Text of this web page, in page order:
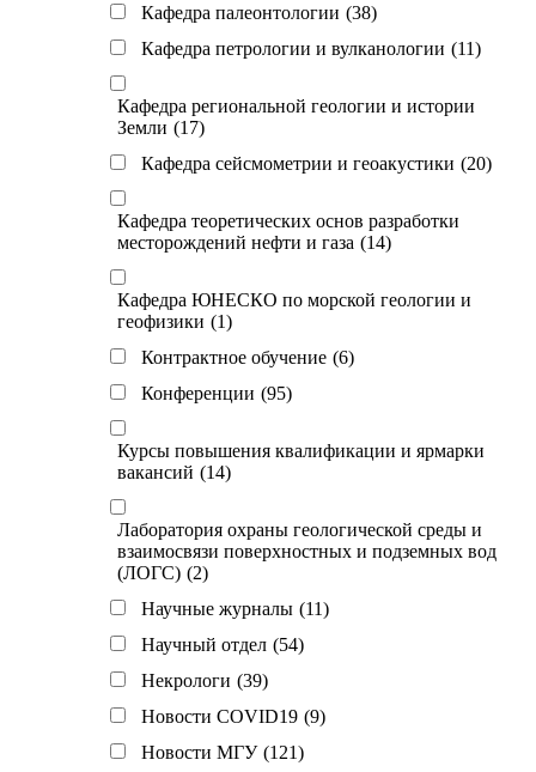
Кафедра палеонтологии (38)
Кафедра петрологии и вулканологии (11)
Кафедра региональной геологии и истории
Земли (17)
Кафедра сейсмометрии и геоакустики (20)
Кафедра теоретических основ разработки
месторождений нефти и газа (14)
Кафедра ЮНЕСКО по морской геологии и
геофизики (1)
Контрактное обучение (6)
Конференции (95)
Курсы повышения квалификации и ярмарки
вакансий (14)
Лаборатория охраны геологической среды и
взаимосвязи поверхностных и подземных вод
(ЛОГС) (2)
Научные журналы (11)
Научный отдел (54)
Некрологи (39)
Новости COVID19 (9)
Новости МГУ (121)